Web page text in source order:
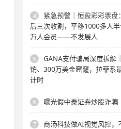
4
紧急预警｜恒盈彩彩票
后三次收割，平移1000多人
万人会员——不发展人
5
GANA支付骗局深度拆解
销、300万美金窟窿，拉菲系
计时
6 曝光假中泰证券炒股诈骗
7
商汤科技做AI视觉风控，